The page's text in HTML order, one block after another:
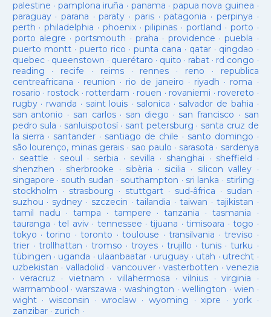
palestine · pamplona iruña · panama · papua nova guinea ·
paraguay· parana ·paraty · paris·patagonia · perpinya ·
perth ·philadelphia · phoenix·pilipinas ·portland · porto ·
porto alegre ·portsmouth ·praha · providence ·puebla ·
puerto montt· puerto rico ·punta cana · qatar · qingdao ·
quebec· queenstown · querétaro · quito · rabat · rd congo ·
reading · recife · reims· rennes · reno · republica
centreafricana · reunion · rio de janeiro · riyadh · roma ·
rosario · rostock · rotterdam · rouen · rovaniemi · rovereto ·
rugby· rwanda · saint louis · salonica · salvador de bahia ·
san antonio · san carlos· san diego · san francisco · san
pedro sula · sanluispotosí· sant petersburg · santa cruz de
la sierra · santander · santiago de chile · santo domingo ·
são lourenço, minas gerais · sao paulo · sarasota · sardenya
· seattle · seoul · serbia · sevilla · shanghai · sheffield ·
shenzhen · sherbrooke · sibèria · sicilia · silicon valley ·
singapore · south sudan · southampton · sri lanka · stirling ·
stockholm · strasbourg · stuttgart· sud-âfrica · sudan ·
suzhou · sydney · szczecin ·tailandia ·taiwan · tajikistan ·
tamil nadu ·tampa · tampere · tanzania ·tasmania ·
tauranga ·tel aviv· tennessee ·tijuana ·timisoara ·togo ·
tokyo ·torino ·toronto ·toulouse ·transilvania ·treviso ·
trier· trollhattan · tromso · troyes·trujillo ·tunis ·turku ·
tübingen · uganda · ulaanbaatar · uruguay · utah · utrecht ·
uzbekistan · valladolid · vancouver· vasterbotten · venezia
· veracruz · vietnam · villahermosa ·vilnius ·virginia ·
warrnambool ·warszawa ·washington · wellington · wien ·
wight· wisconsin ·wroclaw · wyoming ·xipre · york·
zanzibar· zurich ·